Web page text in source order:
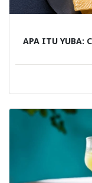
APA ITU YUBA: